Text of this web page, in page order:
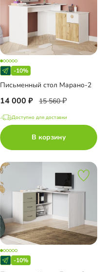
-10%
Письменный стол Марано-2
14 000 15 560
Доступно для доставки
В корзину
-10%